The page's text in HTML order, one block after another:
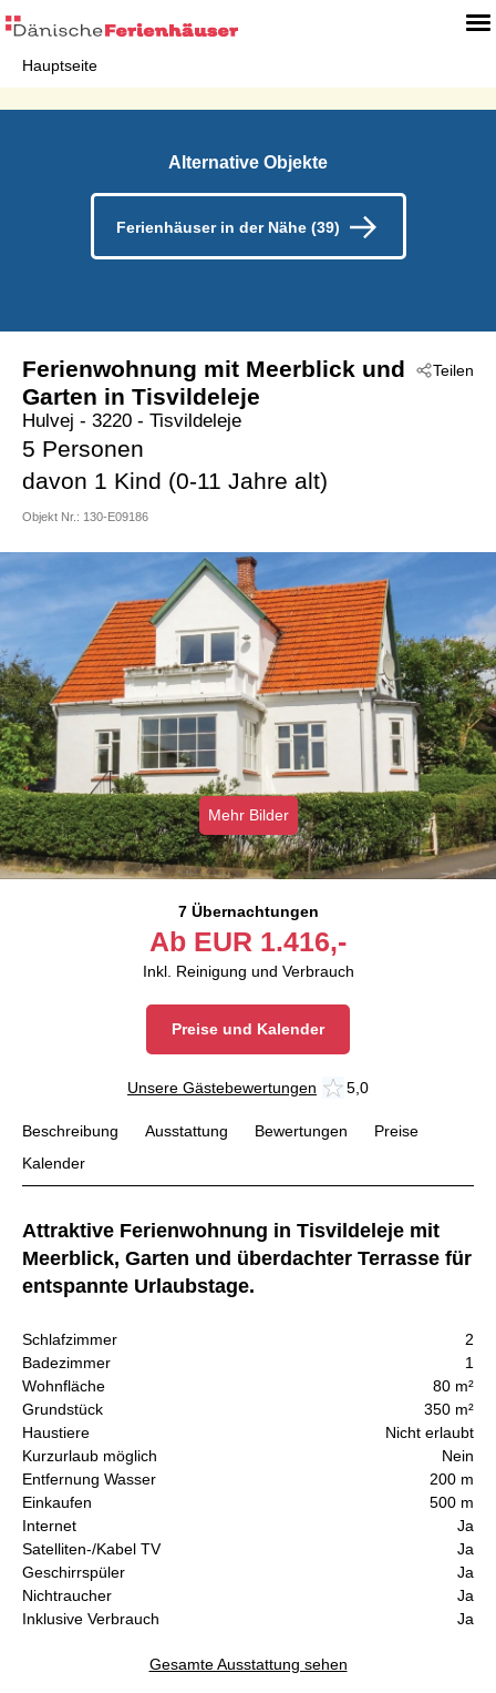
Hauptseite
Alternative Objekte
Ferienhäuser in der Nähe (39)
Teilen
Ferienwohnung mit Meerblick und
Garten in Tisvildeleje
Hulvej - 3220 - Tisvildeleje
5 Personen
davon 1 Kind (0-11 Jahre alt)
Objekt Nr.: 130-E09186
Mehr Bilder
7 Übernachtungen
Ab EUR 1.416,-
Inkl. Reinigung und Verbrauch
Preise und Kalender
Unsere Gästebewertungen 5,0
Beschreibung Ausstattung Bewertungen
Preise
Kalender
Attraktive Ferienwohnung in Tisvildeleje mit
Meerblick, Garten und überdachter Terrasse für
entspannte Urlaubstage.
Schlafzimmer
2
Badezimmer
1
Wohnfläche
80 m²
Grundstück
350 m²
Haustiere
Nicht erlaubt
Kurzurlaub möglich
Nein
Entfernung Wasser
200 m
Einkaufen
500 m
Internet
Ja
Satelliten-/Kabel TV
Ja
Geschirrspüler
Ja
Nichtraucher
Ja
Inklusive Verbrauch
Ja
Gesamte Ausstattung sehen